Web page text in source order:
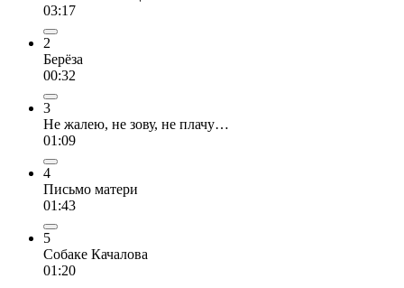
03:17
2
Берёза
00:32
3
Не жалею, не зову, не плачу…
01:09
4
Письмо матери
01:43
5
Собаке Качалова
01:20